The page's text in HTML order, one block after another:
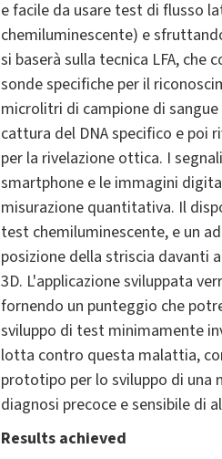
e facile da usare test di flusso
chemiluminescente) e
si baserà sulla tecnica LFA,
sonde specifiche per il
microlitri di campione di
cattura del DNA specifico e poi
per la rivelazione ottica. I
smartphone e le immagini
misurazione quantitativa. Il
test chemiluminescente, e un
posizione della striscia davanti
3D. L'applicazione sviluppata
fornendo un punteggio che
sviluppo di test minimamente
lotta contro questa malattia,
prototipo per lo sviluppo di una
diagnosi precoce e sensibile di
Results achieved